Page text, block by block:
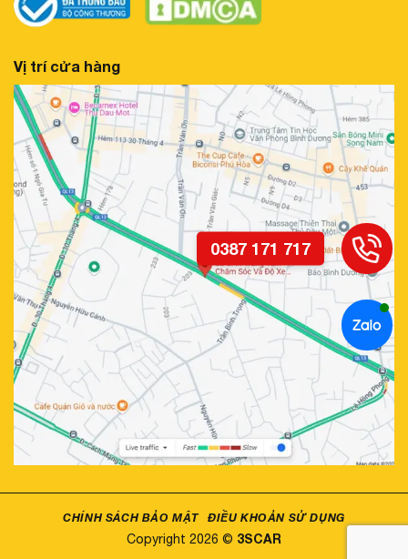
Vị trí cửa hàng
CHÍNH SÁCH BẢO MẬT ĐIỀU KHOẢN SỬ DỤNG
Copyright 2026 © 3SCAR